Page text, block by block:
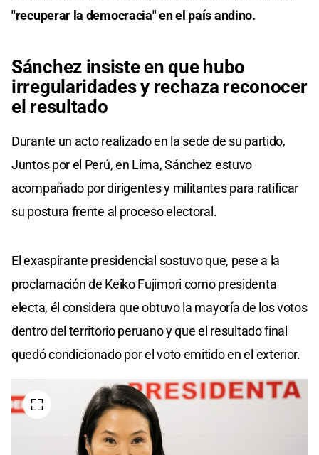
"recuperar la democracia" en el país andino.
Sánchez insiste en que hubo
irregularidades y rechaza reconocer
el resultado
Durante un acto realizado en la sede de su partido,
Juntos por el Perú, en Lima, Sánchez estuvo
acompañado por dirigentes y militantes para ratificar
su postura frente al proceso electoral.
El exaspirante presidencial sostuvo que, pese a la
proclamación de Keiko Fujimori como presidenta
electa, él considera que obtuvo la mayoría de los votos
dentro del territorio peruano y que el resultado final
quedó condicionado por el voto emitido en el exterior.